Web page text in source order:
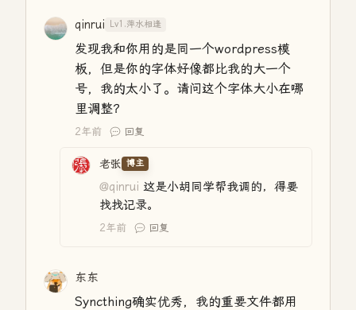
qinrui Lv1.萍水相逢
发现我和你用的是同一个wordpress模
板，但是你的字体好像都比我的大一个
号，我的太小了。请问这个字体大小在哪
里调整？
2年前 回复
老张 博主
@qinrui 这是小胡同学帮我调的，得要
找找记录。
2年前 回复
东东
Syncthing确实优秀，我的重要文件都用